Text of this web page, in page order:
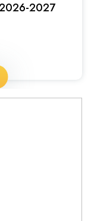
2027